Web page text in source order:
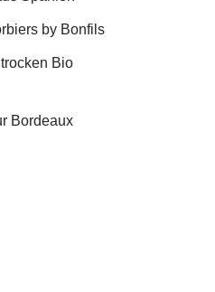
by Bonfils
Bio
Bordeaux